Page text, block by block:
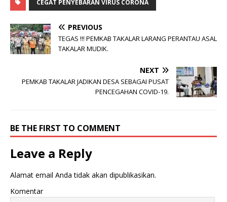
CEGAT PENYEBARAN VIRUS CORONA
PREVIOUS
TEGAS !!! PEMKAB TAKALAR LARANG PERANTAU ASAL
TAKALAR MUDIK.
NEXT
PEMKAB TAKALAR JADIKAN DESA SEBAGAI PUSAT
PENCEGAHAN COVID-19.
BE THE FIRST TO COMMENT
Leave a Reply
Alamat email Anda tidak akan dipublikasikan.
Komentar